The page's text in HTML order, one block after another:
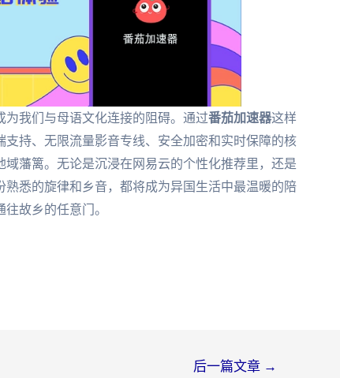
我们与母语文化连接的阻碍。通过番茄加速器这样
持、无限流量影音专线、安全加密和实时保障的核
藩篱。无论是沉浸在网易云的个性化推荐里，还是
悉的旋律和乡音，都将成为异国生活中最温暖的陪
故乡的任意门。
后一篇文章 →